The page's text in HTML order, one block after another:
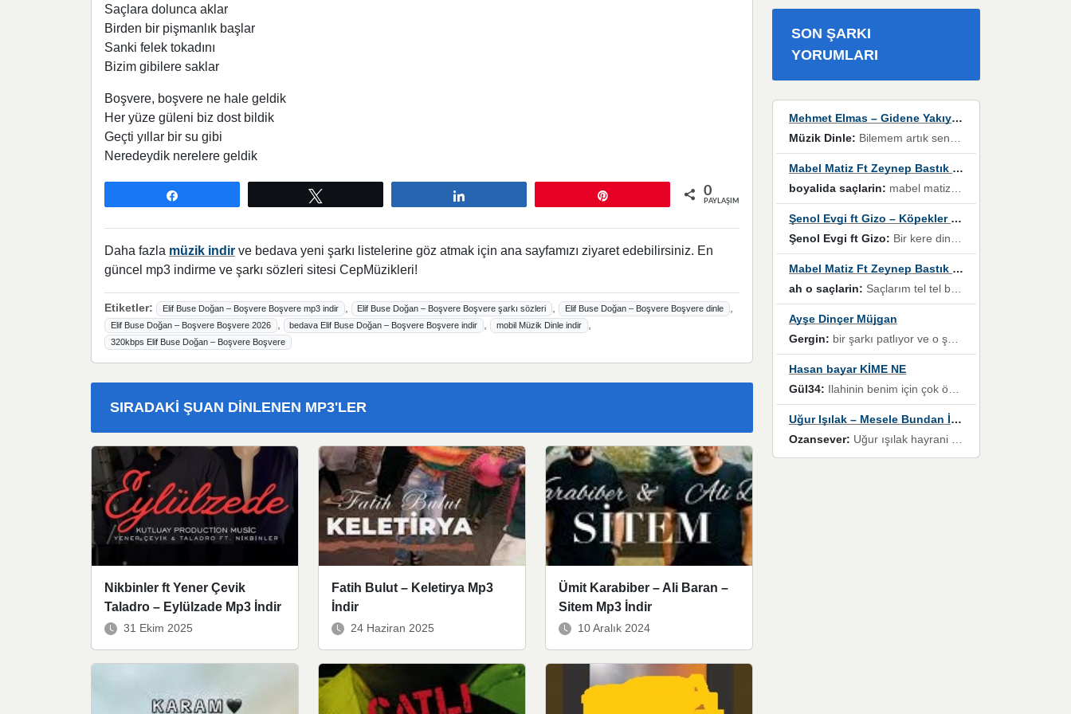
Saçlara dolunca aklar
Birden bir pişmanlık başlar
Sanki felek tokadını
Bizim gibilere saklar
Boşvere, boşvere ne hale geldik
Her yüze güleni biz dost bildik
Geçti yıllar bir su gibi
Neredeydik nerelere geldik
0
PAYLAŞIMLAR
Daha fazla müzik indir ve bedava yeni şarkı listelerine göz atmak için ana sayfamızı ziyaret edebilirsiniz. En
güncel mp3 indirme ve şarkı sözleri sitesi CepMüzikleri!
Etiketler: Elif Buse Doğan – Boşvere Boşvere mp3 indir , Elif Buse Doğan – Boşvere Boşvere şarkı sözleri , Elif Buse Doğan – Boşvere Boşvere dinle ,
Elif Buse Doğan – Boşvere Boşvere 2026 , bedava Elif Buse Doğan – Boşvere Boşvere indir , mobil Müzik Dinle indir ,
320kbps Elif Buse Doğan – Boşvere Boşvere
SIRADAKI ŞUAN DINLENEN MP3'LER
Nikbinler ft Yener Çevik
Taladro – Eylülzade Mp3 İndir
31 Ekim 2025
Fatih Bulut – Keletirya Mp3
İndir
24 Haziran 2025
Ümit Karabiber – Ali Baran –
Sitem Mp3 İndir
10 Aralık 2024
SON ŞARKI
YORUMLARI
Mehmet Elmas – Gidene Yakıyorum
Müzik Dinle: Bilemem artık senden bir şans daha / Düştüğün zaman ben olmayacağım yanında” dizeleri, artık geçmişin tekrarına izin verilmeyeceğini, kişisel sınırların çizildiğini gösteriyor.
Mabel Matiz Ft Zeynep Bastık – Saçların
boyalida saçlarin: mabel matiz'in maya albümünde yer alan güzellerden. parça da şarkı hani! müzikal altyapısına vurulduğum, sözlerinde kaybolduğum bir parça olmuş.
Şenol Evgi ft Gizo – Köpekler Tanımadıklarına havlar
Şenol Evgi ft Gizo: Bir kere dinlememe rağmen kulaklardan gitmiyor sen sen sen sen kurban ol sen sen sen sen hayran ol yükses ses müzik dinleme sebebisiniz canlar bomba gibi patladınız maşallah
Mabel Matiz Ft Zeynep Bastık – Saçların
ah o saçlarin: Saçlarım tel tel beyazlıyor beyazlagına degil yanımda sen yoksun ona üzülüyorum günler bir bir geçiyor geçen günlere değil sensiz geçen günlere darılıyorum,Dinledikce asla kavusamayacagim ama asla unutamicagim sevdiğim adam için yanar içim
Ayşe Dinçer Müjgan
Gergin: bir şarkı patlıyor ve o şarkıyı millet her paylaşımın altına koyuyor ve öyle bir durum hal alıyor ki şarkıyı dinlemeden şarkıdan bikıyorsun Ama bu enteresan bir şekilde dillere dolanıyor millet olarak seviyoruz dertlerle boğuşurken bir yandan da göbek atmayi))) diyeceklerim bu kadar güzel hoş bir sayfa emeğinize sağlık arkadaşlar kolay gelsin
Hasan bayar KİME NE
Gül34: Ilahinin benim için çok özel bir yeri var İlk çıktığında komşum ne kadar yüksek sesle dinliyorsa orada duymuştum ve YouTube'dan aratıp Bu ilahiyi bulmuştum ve sonra müdavimi oldum günlük Ben de 3-5 kere dinleyip ezberleyip artık ilahiye bende eşlik ediyorum yüksek sesle Allah razı olsun hizmet nimettir Rabbim sizin zahmetlerinize de hayırlı nimetler versin Selam ve dua ile Allah'a emanet olun
Uğur Işılak – Mesele Bundan İbaret
Ozansever: Uğur ışılak hayrani olarak eski yeni tüm eserlerini keyifle huzurla dinleyenlerden birisiyim, emeğine saygı duyan gönül veren bunu en güzel şekilde sevenlerine ulaştıran siz değerli sayfa yöneticilerine de teşekkür ederim